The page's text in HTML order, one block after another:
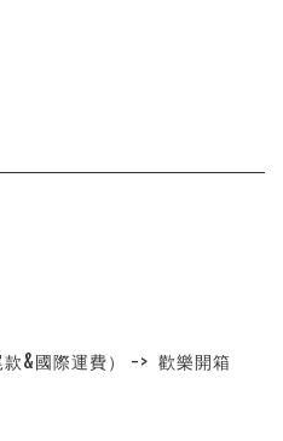
&國際運費） -> 歡樂開箱